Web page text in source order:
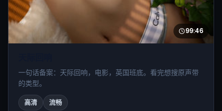
99:46
一句话备案：天际回响，电影，英国班底。看完想搜原声带
的类型。
高清 流畅